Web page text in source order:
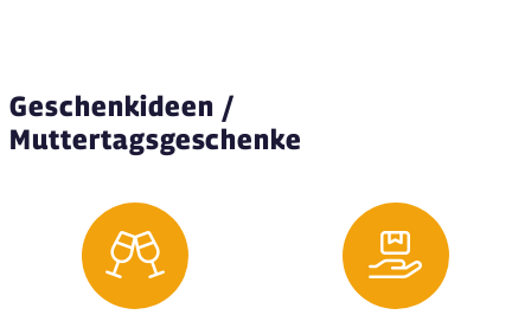
Geschenkideen /
Muttertagsgeschenke